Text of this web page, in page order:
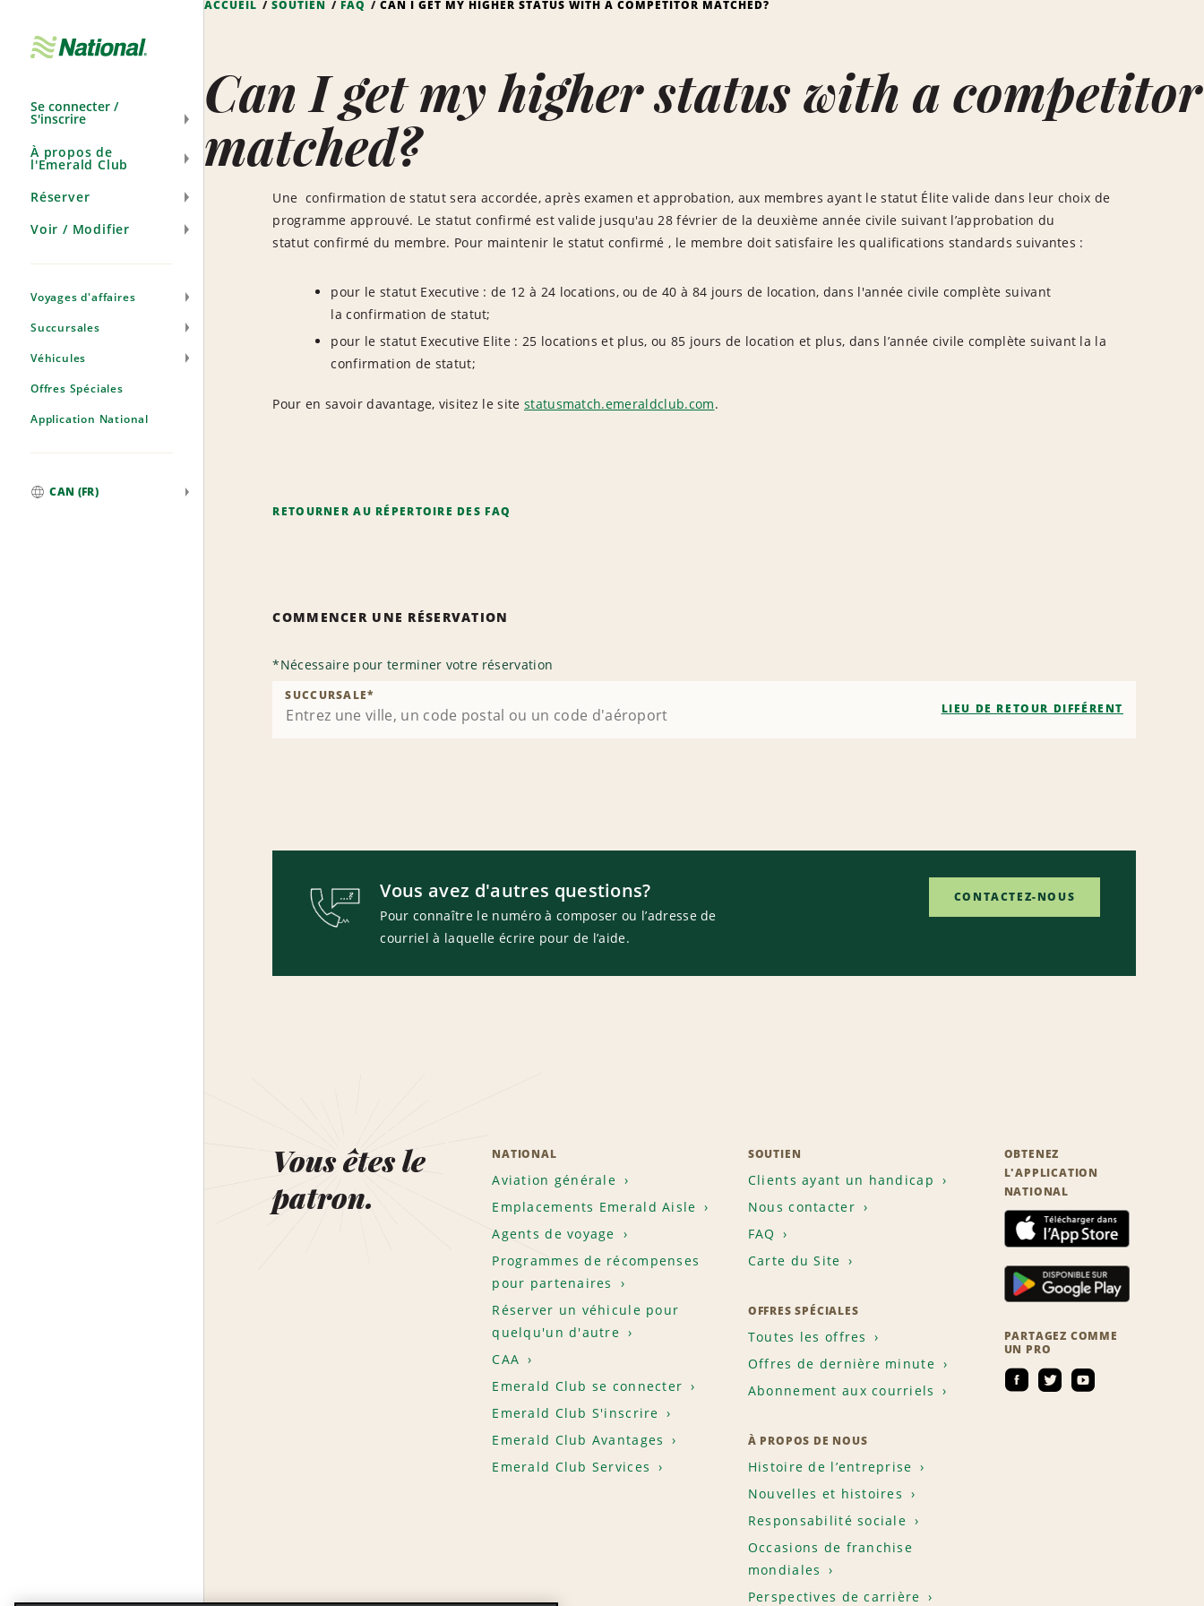
navigation
Se connecter /
S'inscrire
À propos de
l'Emerald Club
Réserver
Voir / Modifier
Voyages d'affaires
Succursales
Véhicules
Offres Spéciales
Application National
CAN (FR)
ACCUEIL SOUTIEN FAQ CAN I GET MY HIGHER STATUS WITH A COMPETITOR MATCHED?
Can I get my higher status with a competitor
matched?
Une confirmation de statut sera accordée, après examen et approbation, aux membres ayant le statut Élite valide dans leur choix de
programme approuvé. Le statut confirmé est valide jusqu'au 28 février de la deuxième année civile suivant l’approbation du
statut confirmé du membre. Pour maintenir le statut confirmé , le membre doit satisfaire les qualifications standards suivantes :
pour le statut Executive : de 12 à 24 locations, ou de 40 à 84 jours de location, dans l'année civile complète suivant
la confirmation de statut;
pour le statut Executive Elite : 25 locations et plus, ou 85 jours de location et plus, dans l’année civile complète suivant la la
confirmation de statut;
Pour en savoir davantage, visitez le site statusmatch.emeraldclub.com.
RETOURNER AU RÉPERTOIRE DES FAQ
COMMENCER UNE RÉSERVATION
*Nécessaire pour terminer votre réservation
SUCCURSALE*
LIEU DE RETOUR DIFFÉRENT
Vous avez d'autres questions?
Pour connaître le numéro à composer ou l’adresse de
courriel à laquelle écrire pour de l’aide.
CONTACTEZ-NOUS
Vous êtes le
patron.
NATIONAL
Aviation générale
Emplacements Emerald Aisle
Agents de voyage
Programmes de récompenses
pour partenaires
Réserver un véhicule pour
quelqu'un d'autre
CAA
Emerald Club se connecter
Emerald Club S'inscrire
Emerald Club Avantages
Emerald Club Services
SOUTIEN
Clients ayant un handicap
Nous contacter
FAQ
Carte du Site
OFFRES SPÉCIALES
Toutes les offres
Offres de dernière minute
Abonnement aux courriels
À PROPOS DE NOUS
Histoire de l’entreprise
Nouvelles et histoires
Responsabilité sociale
Occasions de franchise
mondiales
Perspectives de carrière
OBTENEZ
L'APPLICATION
NATIONAL
PARTAGEZ COMME
UN PRO